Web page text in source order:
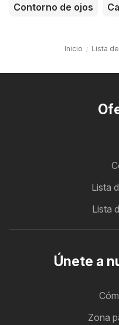
Contorno de ojos
Inicio Lista
Lista
Lista
Únete a
Zona